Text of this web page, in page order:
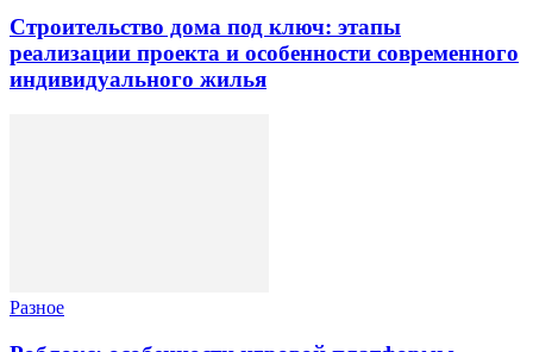
Строительство дома под ключ: этапы
реализации проекта и особенности современного
индивидуального жилья
Разное